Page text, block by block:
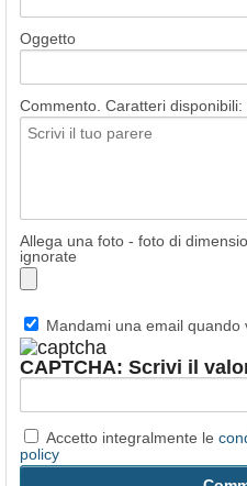
Oggetto
Commento. Caratteri disponibili:
Allega una foto - foto di
ignorate
Mandami una email
CAPTCHA: Scrivi il
Accetto integralmente le
policy